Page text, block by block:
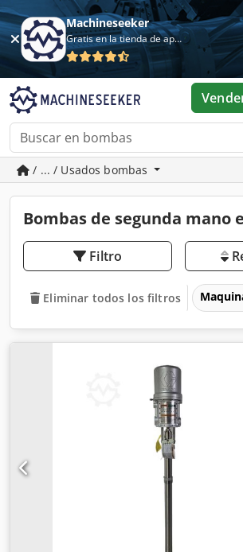
Machineseeker
Gratis en la tienda de aplicaciones
/ ... / Usados bombas
Bombas de segunda mano
Filtro
Eliminar todos los filtros